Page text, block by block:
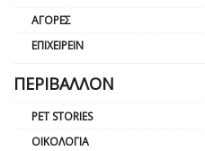
ΑΓΟΡΈΣ
ΕΠΙΧΕΙΡΕΊΝ
ΠΕΡΙΒΆΛΛΟΝ
PET STORIES
ΟΙΚΟΛΟΓΊΑ